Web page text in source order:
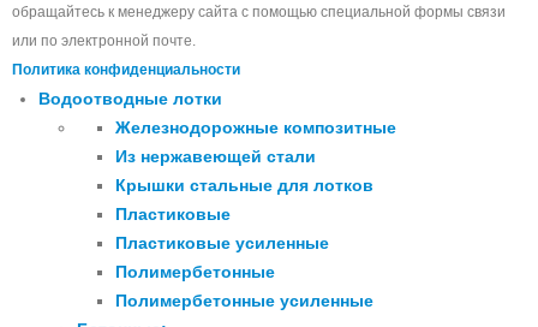
обращайтесь к менеджеру сайта с помощью специальной формы связи
или по электронной почте.
Политика конфиденциальности
Водоотводные лотки
Железнодорожные композитные
Из нержавеющей стали
Крышки стальные для лотков
Пластиковые
Пластиковые усиленные
Полимербетонные
Полимербетонные усиленные